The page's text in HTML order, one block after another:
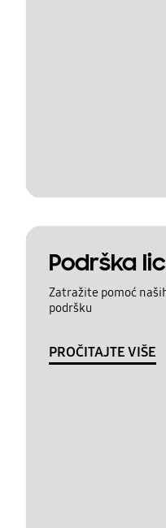
Podrška
Zatražite pomoć
podršku
PROČITAJTE VIŠE